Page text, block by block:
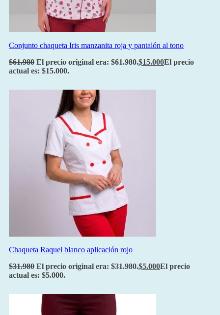
Conjunto chaqueta Iris manzanita roja y pantalón al tono
$61.980 El precio original era: $61.980.$15.000El precio
actual es: $15.000.
Chaqueta Raquel blanco aplicación rojo
$31.980 El precio original era: $31.980.$5.000El precio
actual es: $5.000.